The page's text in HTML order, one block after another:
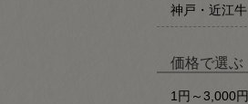
神戸・近江牛
価格で選ぶ
1円～3,000円